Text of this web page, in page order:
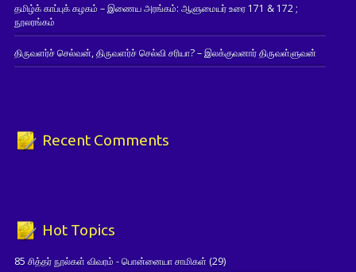
தமிழ்க் காப்புக் கழகம் – இணைய அரங்கம்: ஆளுமையர் உரை 171 & 172 ;
நூலரங்கம்
திருவளர்ச் செல்வன், திருவளர்ச் செல்வி சரியா? – இலக்குவனார் திருவள்ளுவன்
Recent Comments
Hot Topics
85 சித்தர் நூல்கள் விவரம் - பொன்னையா சாமிகள் (29)